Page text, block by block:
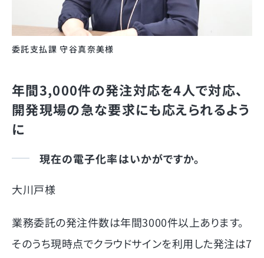
委託支払課 守谷真奈美様
年間3,000件の発注対応を4人で対応、
開発現場の急な要求にも応えられるよう
に
現在の電子化率はいかがですか。
大川戸様
業務委託の発注件数は年間3000件以上あります。
そのうち現時点でクラウドサインを利用した発注は7